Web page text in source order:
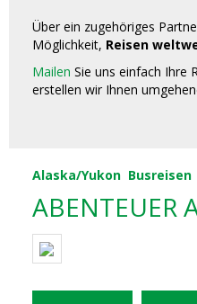
Über ein zugehöriges
Möglichkeit, Reisen
Mailen Sie uns einfach Ihre
erstellen wir Ihnen
Alaska/Yukon Busreisen
ABENTEUER